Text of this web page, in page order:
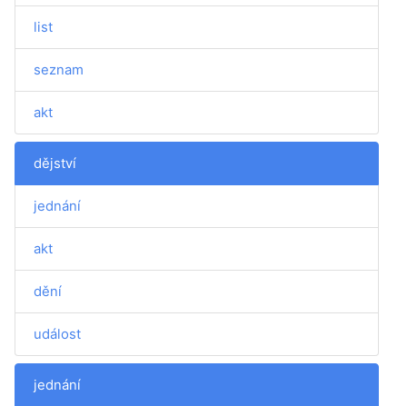
list
seznam
akt
dějství
jednání
akt
dění
událost
jednání